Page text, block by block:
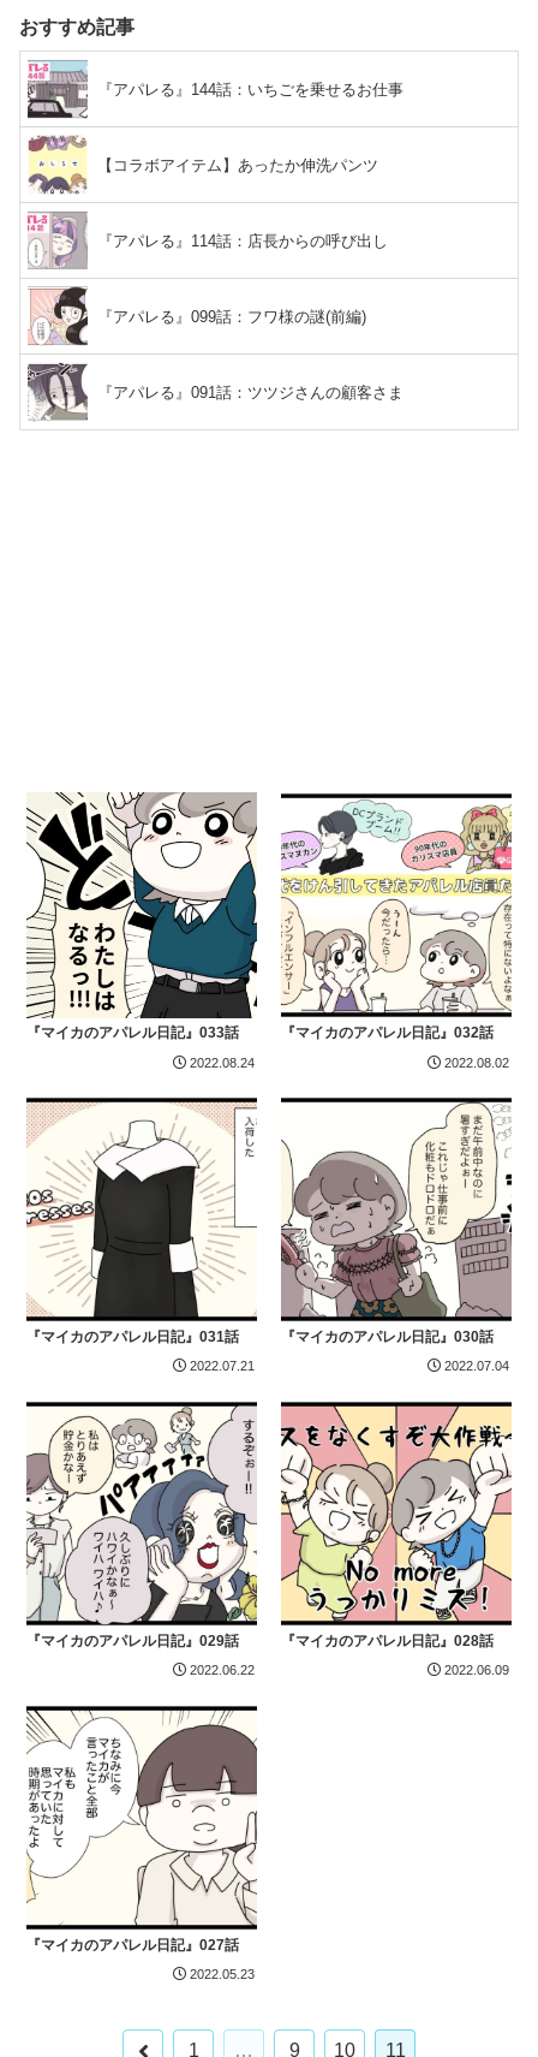
おすすめ記事
『アパレる』144話：いちごを乗せるお仕事
【コラボアイテム】あったか伸洗パンツ
『アパレる』114話：店長からの呼び出し
『アパレる』099話：フワ様の謎(前編)
『アパレる』091話：ツツジさんの顧客さま
『マイカのアパレル日記』033話
2022.08.24
『マイカのアパレル日記』032話
2022.08.02
『マイカのアパレル日記』031話
2022.07.21
『マイカのアパレル日記』030話
2022.07.04
『マイカのアパレル日記』029話
2022.06.22
『マイカのアパレル日記』028話
2022.06.09
『マイカのアパレル日記』027話
2022.05.23
前 1 … 9 10 11